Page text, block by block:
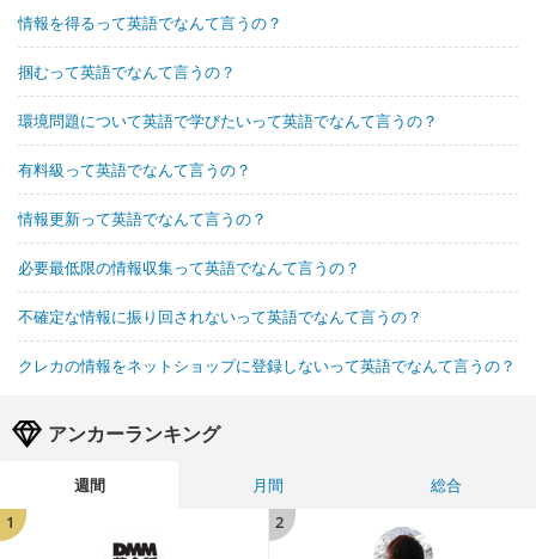
情報を得るって英語でなんて言うの？
掴むって英語でなんて言うの？
環境問題について英語で学びたいって英語でなんて言うの？
有料級って英語でなんて言うの？
情報更新って英語でなんて言うの？
必要最低限の情報収集って英語でなんて言うの？
不確定な情報に振り回されないって英語でなんて言うの？
クレカの情報をネットショップに登録しないって英語でなんて言うの？
アンカーランキング
週間 月間
総合
1
2